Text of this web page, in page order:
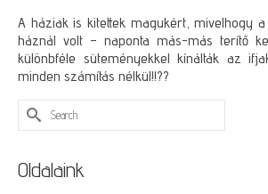
A háziak is kitettek magukért, mivelhogy
háznál volt – naponta más-más terítő
különbféle süteményekkel kínálták az
minden számítás nélkül!!??
Search
for:
Oldalaink